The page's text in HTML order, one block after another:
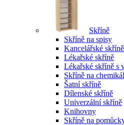
Skříně
Skříně na spisy
Kancelářské skříně
Lékařské skříně
Lékařské skříně s
Skříně na
Šatní skříně
Dílenské skříně
Univerzální skříně
Knihovny
Skříně na